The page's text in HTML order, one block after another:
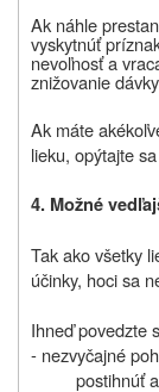
Ak náhle
vyskytnúť
nevoľnosť a
znižovanie
Ak máte
lieku, opýtajte
4. Možné
Tak ako všetky
účinky, hoci sa
Ihneď povedzte
- nezvyčajné
postihnúť